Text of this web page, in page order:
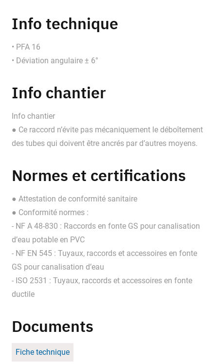
Info technique
• PFA 16
• Déviation angulaire ± 6°
Info chantier
Info chantier
● Ce raccord n’évite pas mécaniquement le déboîtement
des tubes qui doivent être ancrés par d’autres moyens.
Normes et certifications
● Attestation de conformité sanitaire
● Conformité normes :
- NF A 48-830 : Raccords en fonte GS pour canalisation
d’eau potable en PVC
- NF EN 545 : Tuyaux, raccords et accessoires en fonte
GS pour canalisation d’eau
- ISO 2531 : Tuyaux, raccords et accessoires en fonte
ductile
Documents
Fiche technique